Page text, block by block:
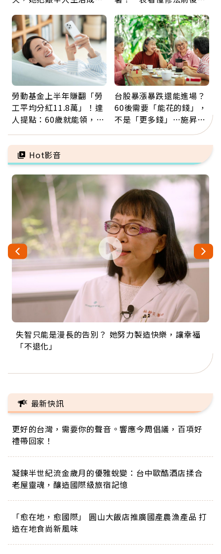
福
更多
勞動基金上半年賺翻「勞
工平均分紅11.8萬」！達
人提點：60歲就能領，重
台股暴漲暴跌還能進場？
60後需要「能花的錢」，
不是「更多錢」…施昇
輝：退休族最適合這種股
票
Hot影音
失智只能是漫長的告別？ 她努力製造快樂，讓幸福
「不退化」
來自剛果的巧克力神父 為台灣奉獻36年 「台灣是我
的家，我連作夢都講台語！」
63歲卸矽谷副總、搬回台灣找快樂！「蛋黃哥小
丑」走進安養院，逗樂上萬爺奶：退休後才開始真
104歲打破金氏世界紀錄 成為全球最年長羽球選
手，分享長壽的秘密原來是「這個」
事業巔峰他選擇追夢…黑手阿伯拉小提琴還登上小
巨蛋！連CNN都大讚！
最新快訊
更好的台灣，需要你的聲音。響應今周倡議，百項好
禮帶回家！
凝鍊半世紀流金歲月的優雅蛻變：台中歐酷酒店揉合
老屋靈魂，釀造國際級旅宿記憶
「愈在地，愈國際」 圓山大飯店推廣國產農漁產品 打
造在地食尚新風味